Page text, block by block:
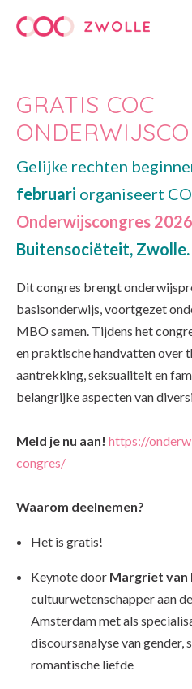
GRATIS COC
Gelijke rechten
februari organiseert
Onderwijscongres 2026
Buitensociëteit, Zwolle.
Dit congres brengt
basisonderwijs, voortgezet
MBO samen. Tijdens het
en praktische handvatten over
aantrekking, seksualiteit en
belangrijke aspecten van
Meld je nu aan! https://
congres/
Waarom deelnemen?
Het is gratis!
Keynote door Margriet van
cultuurwetenschapper aan
Amsterdam met als
discoursanalyse van gender,
romantische liefde